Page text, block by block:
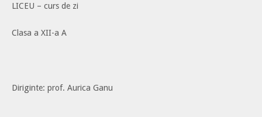
LICEU – curs de zi
Clasa a XII-a A
Diriginte: prof. Aurica Ganu